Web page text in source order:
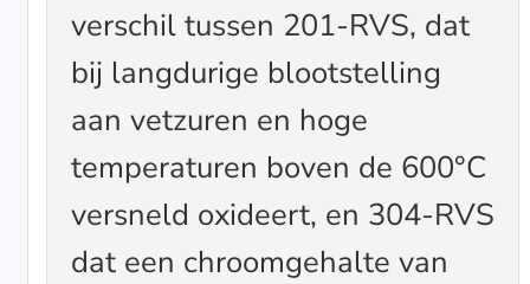
verschil tussen 201-RVS, dat
bij langdurige blootstelling
aan vetzuren en hoge
temperaturen boven de 600°C
versneld oxideert, en 304-RVS
dat een chroomgehalte van